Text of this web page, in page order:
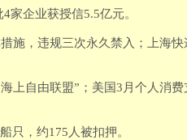
家企业获授信5.5亿元。
施，违规三次永久禁入；上海
上自由联盟”；美国3月个人消
只，约175人被扣押。